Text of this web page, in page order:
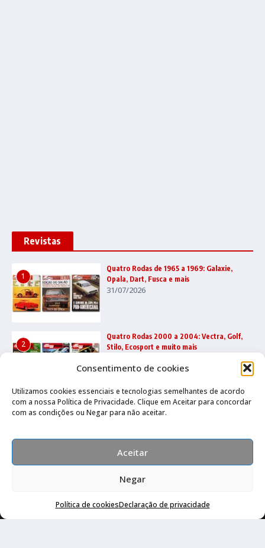
Consentimento de cookies
Utilizamos cookies essenciais e tecnologias semelhantes de acordo
com a nossa Política de Privacidade. Clique em Aceitar para concordar
com as condições ou Negar para não aceitar.
Aceitar
Negar
Política de cookiesDeclaração de privacidade
Revistas
1
Quatro Rodas de 1965 a 1969: Galaxie,
Opala, Dart, Fusca e mais
31/07/2026
2
Quatro Rodas 2000 a 2004: Vectra, Golf,
Stilo, Ecosport e muito mais
3
Quatro Rodas 1995 a 1999: Ka, Marea,
grandes esportivos e mais